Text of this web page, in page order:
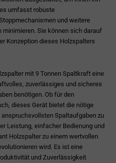
umfasst robuste
und weitere
minimieren. Sie können sich darauf
Konzeption dieses Holzspalters
mit 9 Tonnen Spaltkraft eine
zuverlässiges und sicheres
benötigen. Ob für den
dieses Gerät bietet die nötige
Spaltaufgaben zu
Leistung, einfacher Bedienung und
Holzspalter zu einem wertvollen
wird. Es ist eine
und Zuverlässigkeit